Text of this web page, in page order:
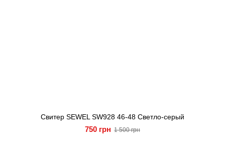
Свитер SEWEL SW928 46-48 Светло-серый
750 грн 1 500 грн